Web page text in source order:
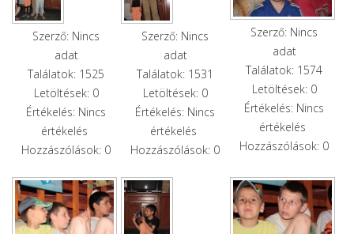
Szerző: Nincs
adat
Találatok: 1525
Letöltések: 0
Értékelés: Nincs
értékelés
Hozzászólások: 0
Szerző: Nincs
adat
Találatok: 1531
Letöltések: 0
Értékelés: Nincs
értékelés
Hozzászólások: 0
Szerző: Nincs
adat
Találatok: 1574
Letöltések: 0
Értékelés: Nincs
értékelés
Hozzászólások: 0